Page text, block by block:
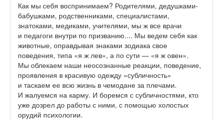
Как мы себя воспринимаем? Родителями, дедушками-
бабушками, родственниками, специалистами,
знатоками, медиками, учителями, мы ж все врачи
и педагоги внутри по призванию.... Мы ведем себя как
животные, оправдывая знаками зодиака свое
поведения, типа «я ж лев», а по сути — «я ж овен».
Мы облекаем наши неосознанные реакции, поведение,
проявления в красивую одежду «субличность»
и таскаем ее всю жизнь в чемодане за плечами.
И жалуемся на карму. И боремся с субличностями, кто
уже дозрел до работы с ними, с помощью холостых
орудий психологии.